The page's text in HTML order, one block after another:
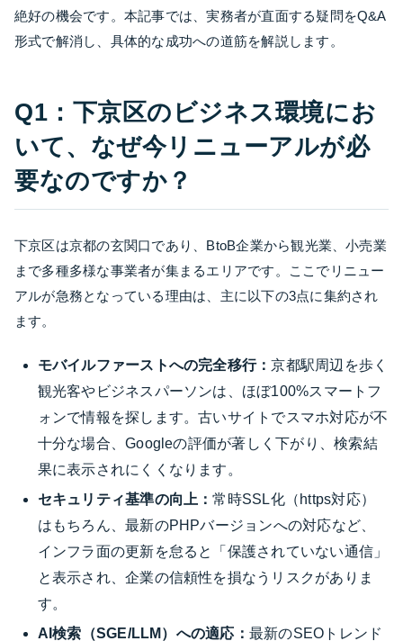
絶好の機会です。本記事では、実務者が直面する疑問をQ&A
形式で解消し、具体的な成功への道筋を解説します。
Q1：下京区のビジネス環境にお
いて、なぜ今リニューアルが必
要なのですか？
下京区は京都の玄関口であり、BtoB企業から観光業、小売業
まで多種多様な事業者が集まるエリアです。ここでリニュー
アルが急務となっている理由は、主に以下の3点に集約され
ます。
モバイルファーストへの完全移行：京都駅周辺を歩く
観光客やビジネスパーソンは、ほぼ100%スマートフ
ォンで情報を探します。古いサイトでスマホ対応が不
十分な場合、Googleの評価が著しく下がり、検索結
果に表示されにくくなります。
セキュリティ基準の向上：常時SSL化（https対応）
はもちろん、最新のPHPバージョンへの対応など、
インフラ面の更新を怠ると「保護されていない通信」
と表示され、企業の信頼性を損なうリスクがありま
す。
AI検索（SGE/LLM）への適応： 最新のSEOトレンド